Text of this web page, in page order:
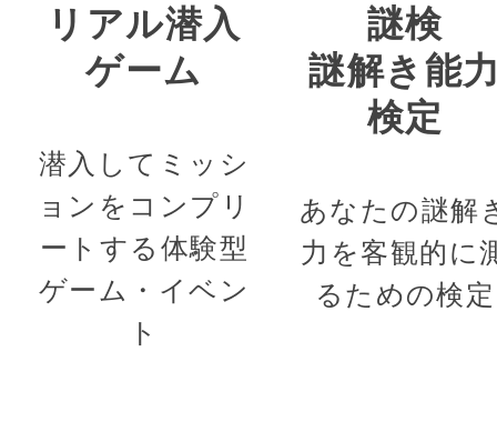
リアル潜入
ゲーム
潜入してミッシ
ョンをコンプリ
ートする体験型
ゲーム・イベン
ト
謎検
謎解き能
検定
あなたの謎解
力を客観的に
るための検定